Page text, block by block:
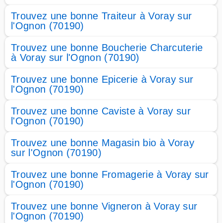
Trouvez une bonne Traiteur à Voray sur
l'Ognon (70190)
Trouvez une bonne Boucherie Charcuterie
à Voray sur l'Ognon (70190)
Trouvez une bonne Epicerie à Voray sur
l'Ognon (70190)
Trouvez une bonne Caviste à Voray sur
l'Ognon (70190)
Trouvez une bonne Magasin bio à Voray
sur l'Ognon (70190)
Trouvez une bonne Fromagerie à Voray sur
l'Ognon (70190)
Trouvez une bonne Vigneron à Voray sur
l'Ognon (70190)